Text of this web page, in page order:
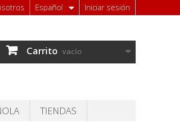
Iniciar sesión
Español
Carrito vacío
TIENDAS